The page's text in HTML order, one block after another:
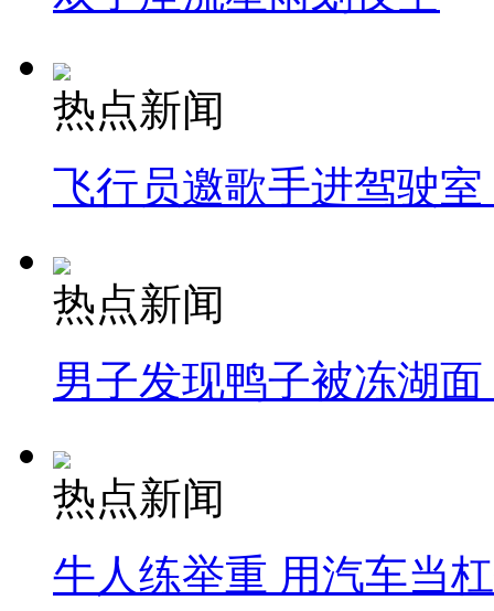
热点新闻
飞行员邀歌手进驾驶
热点新闻
男子发现鸭子被冻湖
热点新闻
牛人练举重 用汽车当